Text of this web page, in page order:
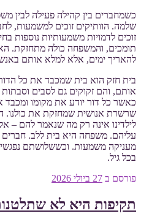
כשמחברים בין קהילה פעילה לבין
שלמה. הוותיקים זוכים למשמעות,
זוכים לדמויות משמעותיות נוספות
תומכים, והמשפחה כולה מתחזקת.
להאריך ימים, אלא למלא אותם
בית חזק הוא בית שמכבד את כל
אותם, והם זקוקים גם לסבים
כאשר כל דור יודע את מקומו
שרשרת אנושית שמחזקת את כולנו.
לילדינו אינה רק מה שנאמר להם –
עליהם. משפחה היא בית ללב.
מעניקה משמעות. וכששלושתם
בכל גיל.
פורסם ב 27 ביולי 2026
תקיפות היא לא